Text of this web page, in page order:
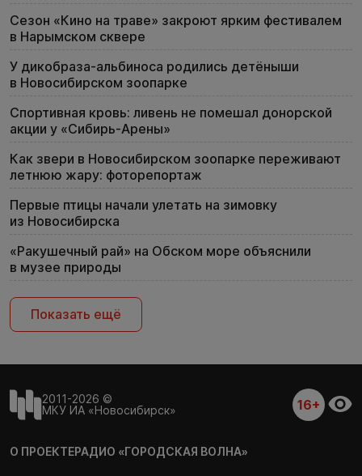
Сезон «Кино на траве» закроют ярким фестивалем
в Нарымском сквере
У дикобраза-альбиноса родились детёныши
в Новосибирском зоопарке
Спортивная кровь: ливень не помешал донорской
акции у «Сибирь-Арены»
Как звери в Новосибирском зоопарке переживают
летнюю жару: фоторепортаж
Первые птицы начали улетать на зимовку
из Новосибирска
«Ракушечный рай» на Обском море объяснили
в музее природы
Показать ещё
2011-2026 ©
МКУ ИА «Новосибирск»
16+
О ПРОЕКТЕРАДИО «ГОРОДСКАЯ ВОЛНА»